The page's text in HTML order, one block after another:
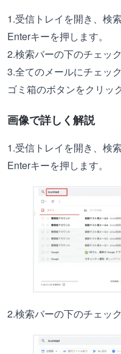
1.受信トレイを開き、検
Enterキーを押します。
2.検索バーの下のチェッ
3.全てのメールにチェッ
ゴミ箱のボタンをクリッ
画像で詳しく解説
1.受信トレイを開き、検
Enterキーを押します。
2.検索バーの下のチェッ